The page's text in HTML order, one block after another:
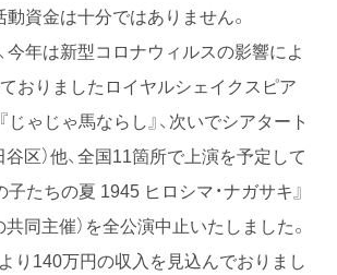
動資金は十分ではありません。
今年は新型コロナウィルスの影響によ
おりましたロイヤルシェイクスピア
じゃじゃ馬ならし』、次いでシアタート
谷区）他、全国11箇所で上演を予定して
子たちの夏 1945 ヒロシマ・ナガサキ』
共同主催）を全公演中止いたしました。
り140万円の収入を見込んでおりまし